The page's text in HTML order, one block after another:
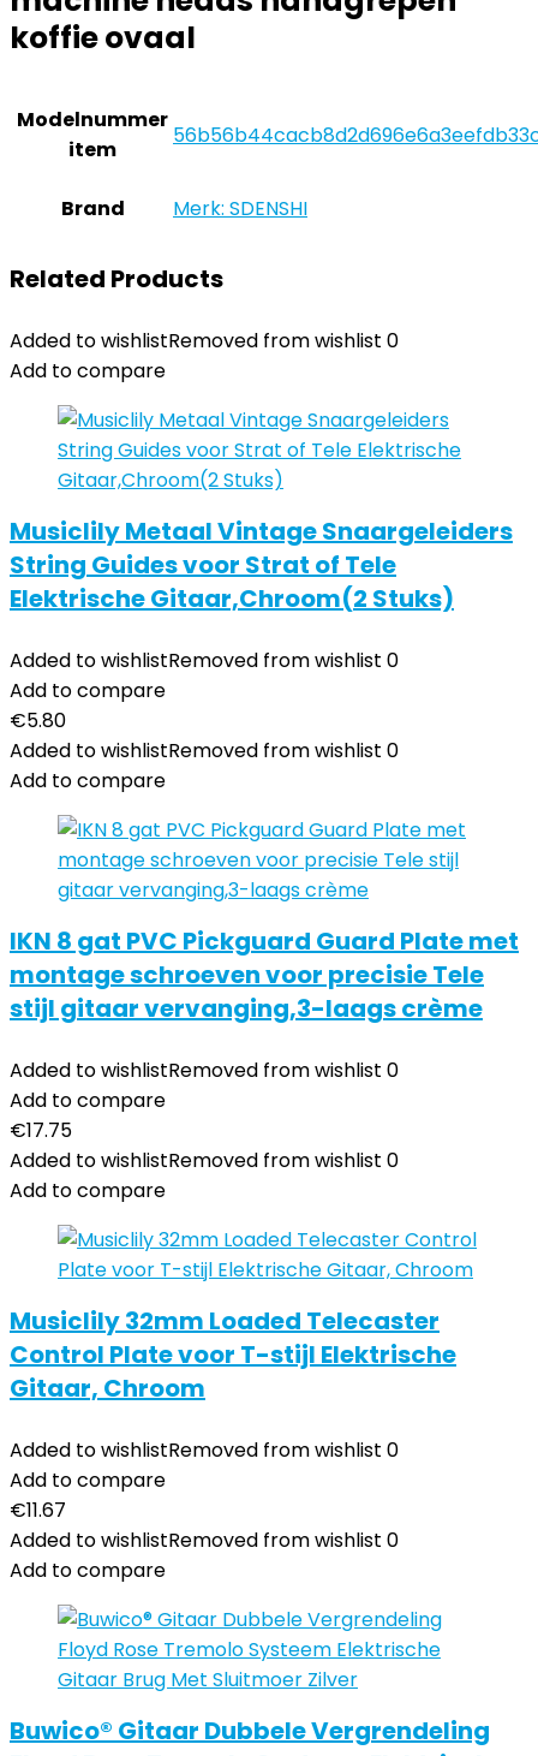
koffie ovaal
Modelnummer
item
Brand Merk: SDENSHI
Related Products
Added to wishlistRemoved from wishlist 0
Add to compare
Musiclily Metaal Vintage Snaargeleiders
String Guides voor Strat of Tele
Elektrische Gitaar,Chroom(2 Stuks)
Added to wishlistRemoved from wishlist 0
Add to compare
€5.80
Added to wishlistRemoved from wishlist 0
Add to compare
IKN 8 gat PVC Pickguard Guard Plate met
montage schroeven voor precisie Tele
stijl gitaar vervanging,3-laags crème
Added to wishlistRemoved from wishlist 0
Add to compare
€17.75
Added to wishlistRemoved from wishlist 0
Add to compare
Musiclily 32mm Loaded Telecaster
Control Plate voor T-stijl Elektrische
Gitaar, Chroom
Added to wishlistRemoved from wishlist 0
Add to compare
€11.67
Added to wishlistRemoved from wishlist 0
Add to compare
Buwico® Gitaar Dubbele Vergrendeling